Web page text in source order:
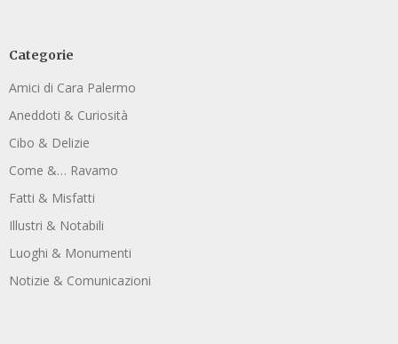
Categorie
Amici di Cara Palermo
Aneddoti & Curiosità
Cibo & Delizie
Come &… Ravamo
Fatti & Misfatti
Illustri & Notabili
Luoghi & Monumenti
Notizie & Comunicazioni